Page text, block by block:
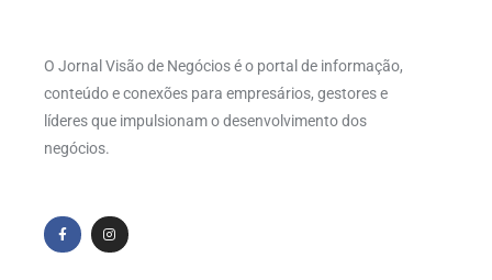
O Jornal Visão de Negócios é o portal de informação,
conteúdo e conexões para empresários, gestores e
líderes que impulsionam o desenvolvimento dos
negócios.